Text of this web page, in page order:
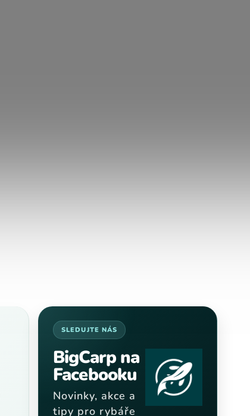
SLEDUJTE NÁS
BigCarp na
Facebooku
Novinky, akce a
tipy pro rybáře